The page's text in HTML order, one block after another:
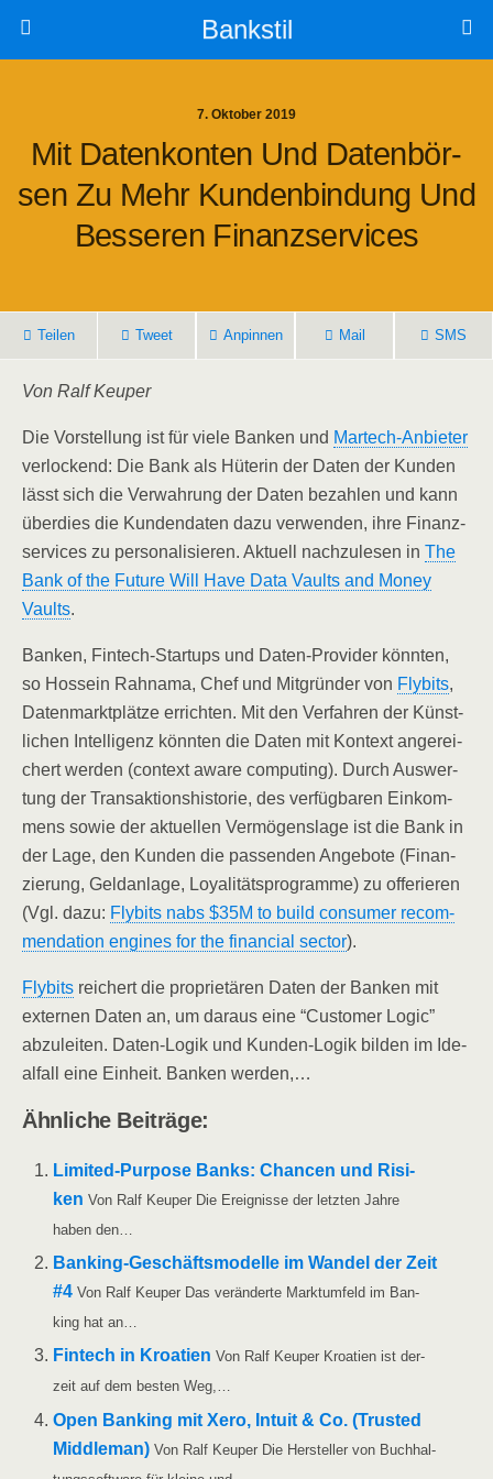
Bankstil
7. Oktober 2019
Mit Daten­kon­ten Und Daten­bör­
Sen Zu Mehr Kun­den­bin­dung Und
Bes­se­ren Finanzservices
Tei­len Tweet Anpin­nen Mail SMS
Von Ralf Keuper
Die Vor­stel­lung ist für vie­le Ban­ken und Mar­tech-Anbie­ter
ver­lo­ckend: Die Bank als Hüte­rin der Daten der Kun­den
lässt sich die Ver­wah­rung der Daten bezah­len und kann
über­dies die Kun­den­da­ten dazu ver­wen­den, ihre Finanz­
ser­vices zu per­so­na­li­sie­ren. Aktu­ell nach­zu­le­sen in The
Bank of the Future Will Have Data Vaults and Money
Vaults.
Ban­ken, Fin­tech-Start­ups und Daten-Pro­vi­der könn­ten,
so Hos­sein Rahn­ama, Chef und Mit­grün­der von Fly­bits,
Daten­markt­plät­ze errich­ten. Mit den Ver­fah­ren der Künst­
li­chen Intel­li­genz könn­ten die Daten mit Kon­text ange­rei­
chert wer­den (con­text awa­re com­pu­ting). Durch Aus­wer­
tung der Trans­ak­ti­ons­his­to­rie, des ver­füg­ba­ren Ein­kom­
mens sowie der aktu­el­len Ver­mö­gens­la­ge ist die Bank in
der Lage, den Kun­den die pas­sen­den Ange­bo­te (Finan­
zie­rung, Geld­an­la­ge, Loya­li­täts­pro­gram­me) zu offe­rie­ren
(Vgl. dazu: Fly­bits nabs $35M to build con­su­mer recom­
men­da­ti­on engi­nes for the finan­cial sec­tor).
Fly­bits rei­chert die pro­prie­tä­ren Daten der Ban­ken mit
exter­nen Daten an, um dar­aus eine “Cus­to­mer Logic”
abzu­lei­ten. Daten-Logik und Kun­den-Logik bil­den im Ide­
al­fall eine Ein­heit. Ban­ken werden,…
Ähn­li­che Beiträge:
Limi­­t­ed-Pur­­po­­se Banks: Chan­cen und Risi­
ken Von Ralf Keu­per Die Ereig­nis­se der letz­ten Jah­re
haben den…
Ban­king-Geschäfts­­­mo­­del­­le im Wan­del der Zeit
#4 Von Ralf Keu­per Das ver­än­der­te Markt­um­feld im Ban­
king hat an…
Fin­tech in Kroa­ti­en Von Ralf Keu­per Kroa­ti­en ist der­
zeit auf dem bes­ten Weg,…
Open Ban­king mit Xero, Intuit & Co. (Trus­ted
Midd­le­man) Von Ralf Keu­per Die Her­stel­ler von Buch­hal­